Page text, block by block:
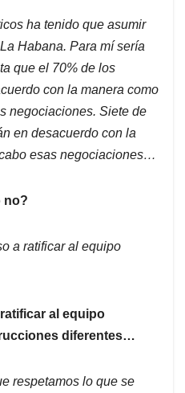
ha tenido que asumir
Habana. Para mí sería
que el 70% de los
con la manera como
negociaciones. Siete de
en desacuerdo con la
esas negociaciones…
no?
a ratificar al equipo
al equipo
diferentes…
respetamos lo que se